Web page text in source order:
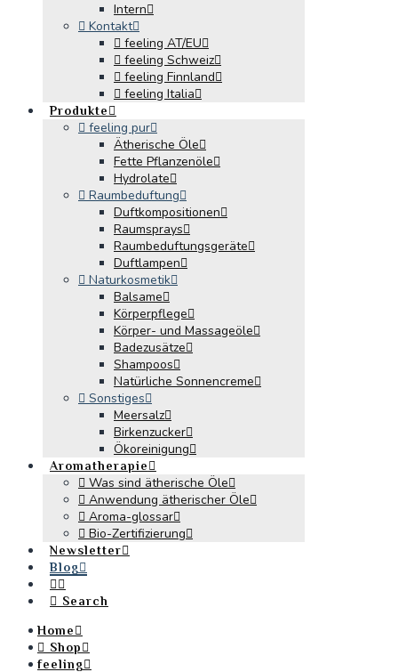
Intern
Kontakt
feeling AT/EU
feeling Schweiz
feeling Finnland
feeling Italia
Produkte
feeling pur
Ätherische Öle
Fette Pflanzenöle
Hydrolate
Raumbeduftung
Duftkompositionen
Raumsprays
Raumbeduftungsgeräte
Duftlampen
Naturkosmetik
Balsame
Körperpflege
Körper- und Massageöle
Badezusätze
Shampoos
Natürliche Sonnencreme
Sonstiges
Meersalz
Birkenzucker
Ökoreinigung
Aromatherapie
Was sind ätherische Öle
Anwendung ätherischer Öle
Aroma-glossar
Bio-Zertifizierung
Newsletter
Blog
Search
Home
Shop
feeling